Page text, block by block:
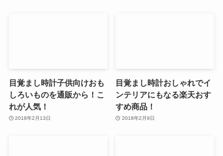
目覚まし時計子供向けおも
しろいものを通販から！こ
れが人気！
2018年2月13日
目覚まし時計おしゃれでイ
ンテリアにもなる楽天おす
すめ商品！
2018年2月9日